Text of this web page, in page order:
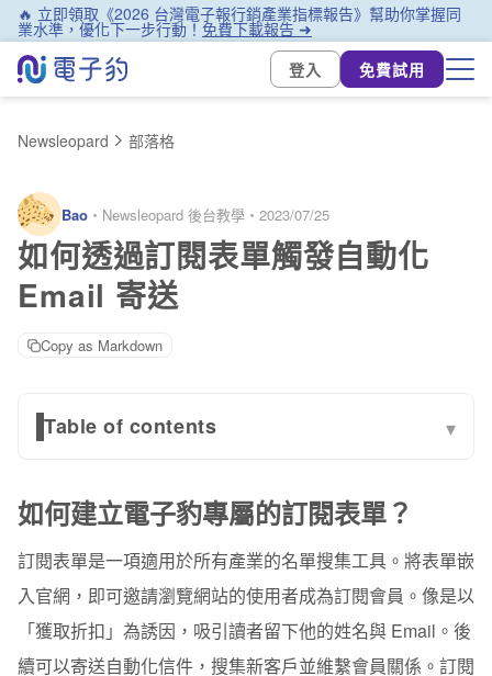
🔥 立即領取《2026 台灣電子報行銷產業指標報告》幫助你掌握同
業水準，優化下一步行動！免費下載報告 ➜
登入
免費試用
Newsleopard 部落格
Bao ・ Newsleopard 後台教學 ・ 2023/07/25
如何透過訂閱表單觸發自動化
Email 寄送
Copy as Markdown
Table of contents ▾
訂閱表單觸發自動化寄信流程
step1 設定腳本資訊（建立新腳本）
step3 設定「第一封」信件內容
如何建立電子豹專屬的訂閱表單？
訂閱表單是一項適用於所有產業的名單搜集工具。將表單嵌
入官網，即可邀請瀏覽網站的使用者成為訂閱會員。像是以
「獲取折扣」為誘因，吸引讀者留下他的姓名與 Email。後
續可以寄送自動化信件，搜集新客戶並維繫會員關係。訂閱